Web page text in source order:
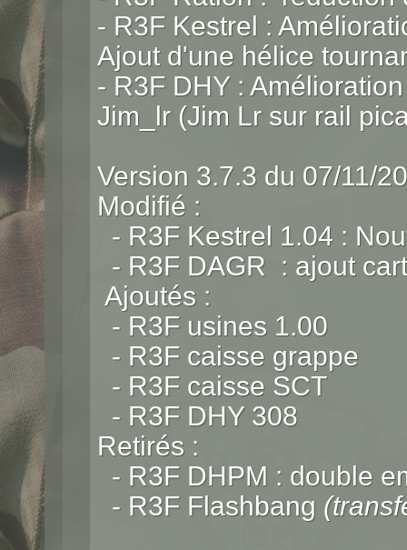
- R3F Kestrel :
Ajout d'une hélice
- R3F DHY :
Jim_lr (Jim Lr sur rail
Version 3.7.3 du 07/11/
Modifié :
- R3F Kestrel 1.04 :
- R3F DAGR : ajout
Ajoutés :
- R3F usines 1.00
- R3F caisse grappe
- R3F caisse SCT
- R3F DHY 308
Retirés :
- R3F DHPM : double
- R3F Flashbang